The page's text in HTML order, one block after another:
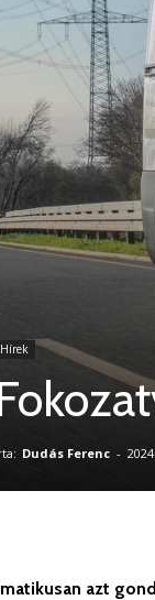
Hírek
Dudás Ferenc -
azt